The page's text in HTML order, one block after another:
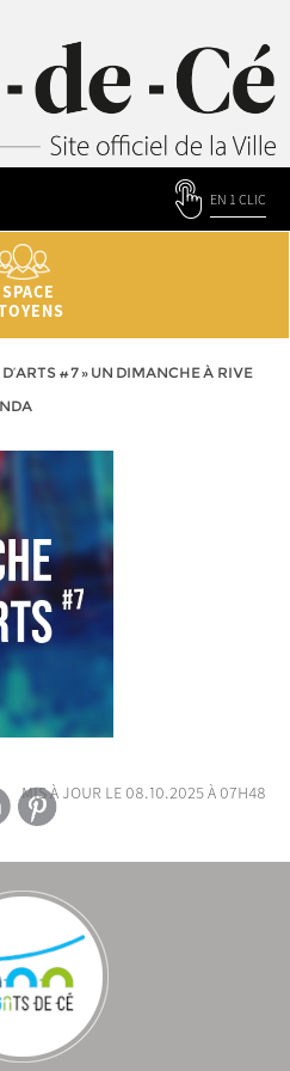
EN 1 CLIC
#7» UN DIMANCHE À RIVE
mis à jour le 08.10.2025 à 07h48